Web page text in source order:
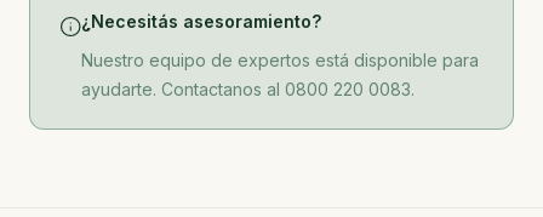
¿Necesitás asesoramiento?
Nuestro equipo de expertos está disponible para
ayudarte. Contactanos al 0800 220 0083.